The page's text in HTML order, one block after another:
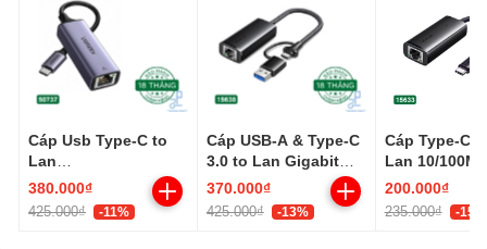
Cáp Usb Type-C to
Lan
10/100/1000Mbps
Ugreen 50737
380.000₫
425.000₫ -11%
Cáp USB-A & Type-C
3.0 to Lan Gigabit
10/100/1000Mbps
Ugreen 15638
370.000₫
425.000₫ -13%
Cáp Type-C
Lan 10/
nhôm bọc dù
15633
200.000₫
235.000₫ -15%